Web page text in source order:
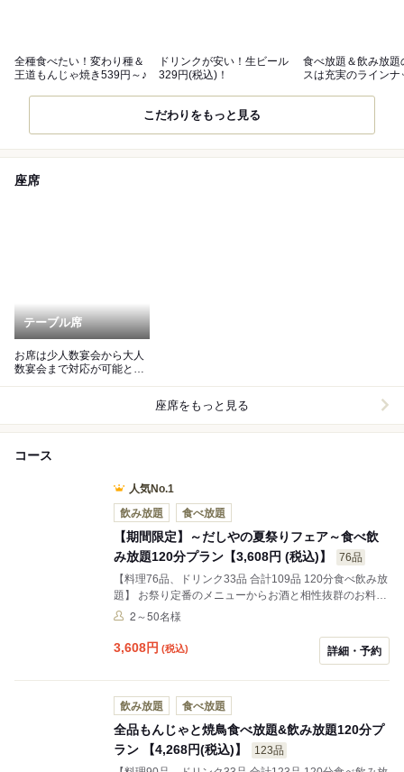
全種食べたい！変わり種＆
王道もんじゃ焼き539円～♪
ドリンクが安い！生ビール
329円(税込)！
食べ放題＆飲み放題
スは充実のラインナ
こだわりをもっと見る
座席
テーブル席
お席は少人数宴会から大人
数宴会まで対応が可能とな
座席をもっと見る
コース
人気No.1
飲み放題
食べ放題
【期間限定】～だしやの夏祭りフェア～食べ飲
み放題120分プラン【3,608円 (税込)】
76品
【料理76品、ドリンク33品 合計109品 120分食べ飲み放
題】 お祭り定番のメニューからお酒と相性抜群のお料理
を幅広くお楽しみいただける季節を感じるコースをご用
適です♪
2～50名様
3,608円 (税込) 詳細・予約
飲み放題 食べ放題
全品もんじゃと焼鳥食べ放題&飲み放題120分プ
ラン 【4,268円(税込)】
123品